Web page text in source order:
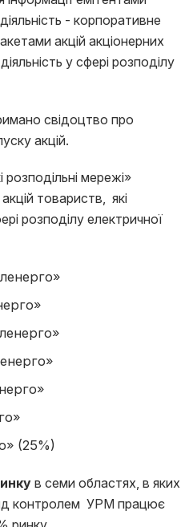
- корпоративне
акцій акціонерних
у сфері розподілу
свідоцтво про
акцій.
мережі»
товариств, які
розподілу електричної
(25%)
в семи областях, в яких
контролем УРМ працює